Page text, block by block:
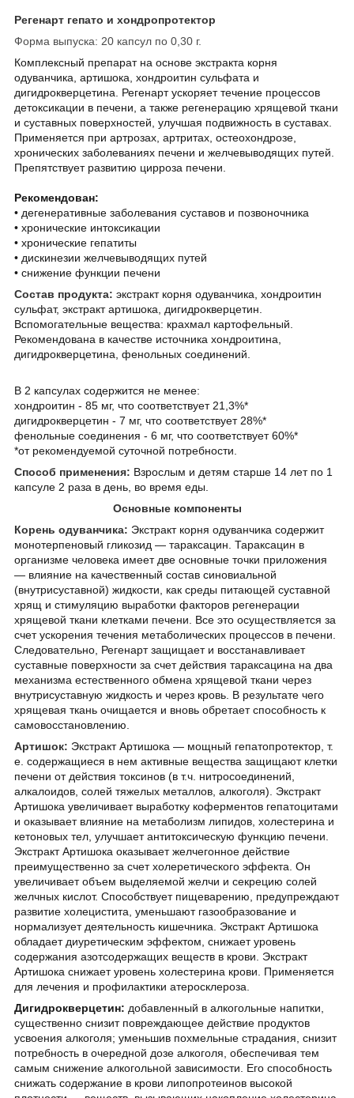
Регенарт гепато и хондропротектор
Форма выпуска: 20 капсул по 0,30 г.
Комплексный препарат на основе экстракта корня
одуванчика, артишока, хондроитин сульфата и
дигидрокверцетина. Регенарт ускоряет течение процессов
детоксикации в печени, а также регенерацию хрящевой ткани
и суставных поверхностей, улучшая подвижность в суставах.
Применяется при артрозах, артритах, остеохондрозе,
хронических заболеваниях печени и желчевыводящих путей.
Препятствует развитию цирроза печени.
Рекомендован:
• дегенеративные заболевания суставов и позвоночника
• хронические интоксикации
• хронические гепатиты
• дискинезии желчевыводящих путей
• снижение функции печени
Состав продукта: экстракт корня одуванчика, хондроитин
сульфат, экстракт артишока, дигидрокверцетин.
Вспомогательные вещества: крахмал картофельный.
Рекомендована в качестве источника хондроитина,
дигидрокверцетина, фенольных соединений.
В 2 капсулах содержится не менее:
хондроитин - 85 мг, что соответствует 21,3%*
дигидрокверцетин - 7 мг, что соответствует 28%*
фенольные соединения - 6 мг, что соответствует 60%*
*от рекомендуемой суточной потребности.
Способ применения: Взрослым и детям старше 14 лет по 1
капсуле 2 раза в день, во время еды.
Основные компоненты
Корень одуванчика: Экстракт корня одуванчика содержит
монотерпеновый гликозид — тараксацин. Тараксацин в
организме человека имеет две основные точки приложения
— влияние на качественный состав синовиальной
(внутрисуставной) жидкости, как среды питающей суставной
хрящ и стимуляцию выработки факторов регенерации
хрящевой ткани клетками печени. Все это осуществляется за
счет ускорения течения метаболических процессов в печени.
Следовательно, Регенарт защищает и восстанавливает
суставные поверхности за счет действия тараксацина на два
механизма естественного обмена хрящевой ткани через
внутрисуставную жидкость и через кровь. В результате чего
хрящевая ткань очищается и вновь обретает способность к
самовосстановлению.
Артишок: Экстракт Артишока — мощный гепатопротектор, т.
е. содержащиеся в нем активные вещества защищают клетки
печени от действия токсинов (в т.ч. нитросоединений,
алкалоидов, солей тяжелых металлов, алкоголя). Экстракт
Артишока увеличивает выработку коферментов гепатоцитами
и оказывает влияние на метаболизм липидов, холестерина и
кетоновых тел, улучшает антитоксическую функцию печени.
Экстракт Артишока оказывает желчегонное действие
преимущественно за счет холеретического эффекта. Он
увеличивает объем выделяемой желчи и секрецию солей
желчных кислот. Способствует пищеварению, предупреждают
развитие холецистита, уменьшают газообразование и
нормализует деятельность кишечника. Экстракт Артишока
обладает диуретическим эффектом, снижает уровень
содержания азотсодержащих веществ в крови. Экстракт
Артишока снижает уровень холестерина крови. Применяется
для лечения и профилактики атеросклероза.
Дигидрокверцетин: добавленный в алкогольные напитки,
существенно снизит повреждающее действие продуктов
усвоения алкоголя; уменьшив похмельные страдания, снизит
потребность в очередной дозе алкоголя, обеспечивая тем
самым снижение алкогольной зависимости. Его способность
снижать содержание в крови липопротеинов высокой